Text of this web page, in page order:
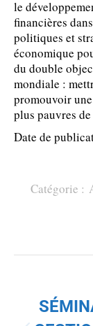
le
financières
politiques et
économique
du double
mondiale :
promouvoir
plus pauvres
Date de
Catégorie :